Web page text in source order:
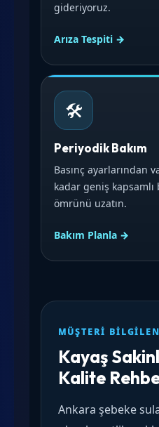
gideriyoruz.
Arıza Tespiti →
🛠️
Periyodik Bakım
Basınç ayarlarından
kadar geniş kapsamlı
ömrünü uzatın.
Bakım Planla →
MÜŞTERI
Kayaş
Kalite
Ankara şebeke